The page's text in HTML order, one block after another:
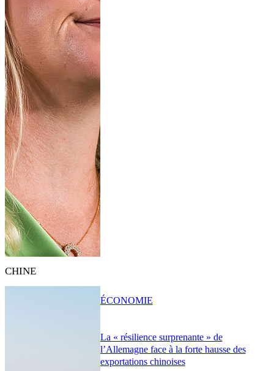
CHINE
La « résilience surprenante » de
l’Allemagne face à la forte hausse des
exportations chinoises
ÉCONOMIE